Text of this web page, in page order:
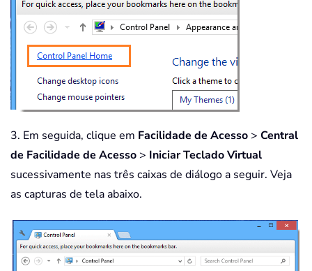
3. Em seguida, clique em Facilidade de Acesso > Central
de Facilidade de Acesso > Iniciar Teclado Virtual
sucessivamente nas três caixas de diálogo a seguir. Veja
as capturas de tela abaixo.